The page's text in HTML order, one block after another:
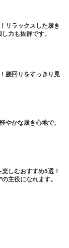
リラックスした履き
力も抜群です。
腰回りをすっきり見
やかな履き心地で、
しむおすすめ5選！
主役になれます。